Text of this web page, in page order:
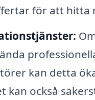
för att hitta
kan detta
kan också